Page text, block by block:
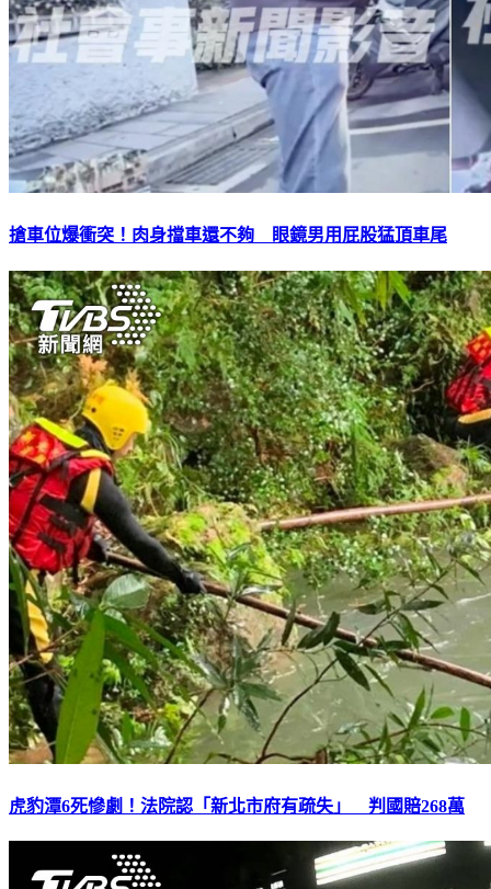
搶車位爆衝突！肉身擋車還不夠 眼鏡男用屁股猛頂車尾
虎豹潭6死慘劇！法院認「新北市府有疏失」 判國賠268萬